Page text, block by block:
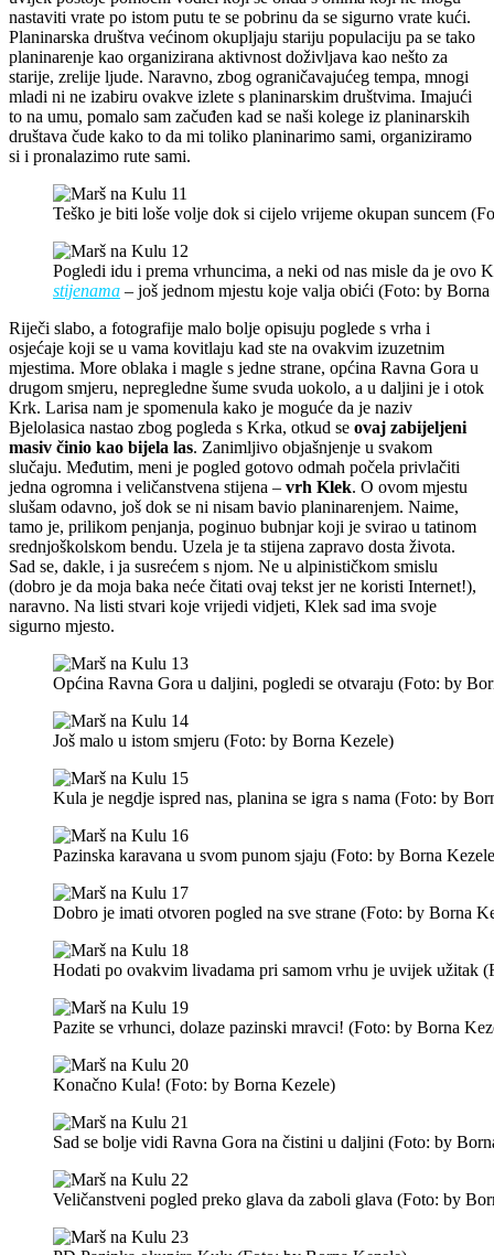
nastaviti vrate po istom putu te se pobrinu da se sigurno vrate kući.
Planinarska društva većinom okupljaju stariju populaciju pa se tako
planinarenje kao organizirana aktivnost doživljava kao nešto za
starije, zrelije ljude. Naravno, zbog ograničavajućeg tempa, mnogi
mladi ni ne izabiru ovakve izlete s planinarskim društvima. Imajući
to na umu, pomalo sam začuđen kad se naši kolege iz planinarskih
društava čude kako to da mi toliko planinarimo sami, organiziramo
si i pronalazimo rute sami.
Teško je biti loše volje dok si cijelo vrijeme okupan suncem
Pogledi idu i prema vrhuncima, a neki od nas misle da je ovo
stijenama – još jednom mjestu koje valja obići (Foto: by Borna
Riječi slabo, a fotografije malo bolje opisuju poglede s vrha i
osjećaje koji se u vama kovitlaju kad ste na ovakvim izuzetnim
mjestima. More oblaka i magle s jedne strane, općina Ravna Gora u
drugom smjeru, nepregledne šume svuda uokolo, a u daljini je i otok
Krk. Larisa nam je spomenula kako je moguće da je naziv
Bjelolasica nastao zbog pogleda s Krka, otkud se ovaj zabijeljeni
masiv činio kao bijela las. Zanimljivo objašnjenje u svakom
slučaju. Međutim, meni je pogled gotovo odmah počela privlačiti
jedna ogromna i veličanstvena stijena – vrh Klek. O ovom mjestu
slušam odavno, još dok se ni nisam bavio planinarenjem. Naime,
tamo je, prilikom penjanja, poginuo bubnjar koji je svirao u tatinom
srednjoškolskom bendu. Uzela je ta stijena zapravo dosta života.
Sad se, dakle, i ja susrećem s njom. Ne u alpinističkom smislu
(dobro je da moja baka neće čitati ovaj tekst jer ne koristi Internet!),
naravno. Na listi stvari koje vrijedi vidjeti, Klek sad ima svoje
sigurno mjesto.
Općina Ravna Gora u daljini, pogledi se otvaraju (Foto: by
Još malo u istom smjeru (Foto: by Borna Kezele)
Kula je negdje ispred nas, planina se igra s nama (Foto: by
Pazinska karavana u svom punom sjaju (Foto: by Borna
Dobro je imati otvoren pogled na sve strane (Foto: by Borna
Hodati po ovakvim livadama pri samom vrhu je uvijek užitak
Pazite se vrhunci, dolaze pazinski mravci! (Foto: by Borna
Konačno Kula! (Foto: by Borna Kezele)
Sad se bolje vidi Ravna Gora na čistini u daljini (Foto: by
Veličanstveni pogled preko glava da zaboli glava (Foto: by